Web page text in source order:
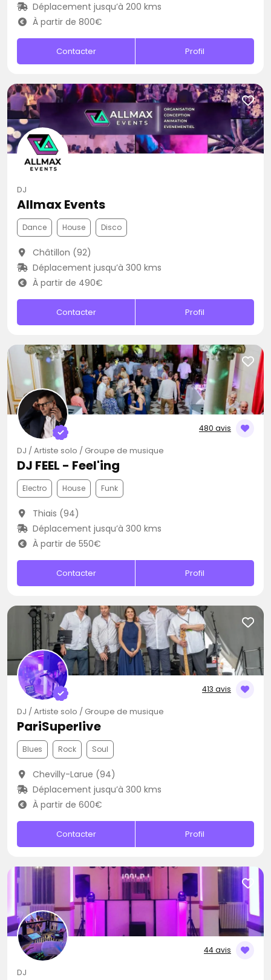
Déplacement jusqu’à 200 kms
À partir de 800€
Contacter Profil
DJ
Allmax Events
Dance House Disco
Châtillon (92)
Déplacement jusqu’à 300 kms
À partir de 490€
Contacter Profil
480 avis
DJ / Artiste solo / Groupe de musique
DJ FEEL - Feel'ing
Electro House Funk
Thiais (94)
Déplacement jusqu’à 300 kms
À partir de 550€
Contacter Profil
413 avis
DJ / Artiste solo / Groupe de musique
PariSuperlive
Blues Rock Soul
Chevilly-Larue (94)
Déplacement jusqu’à 300 kms
À partir de 600€
Contacter Profil
44 avis
DJ